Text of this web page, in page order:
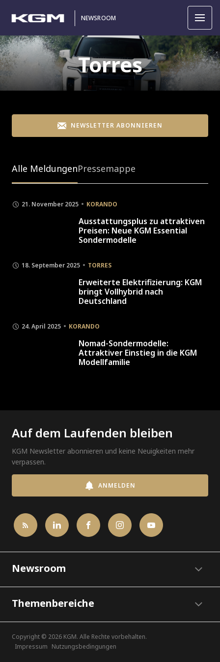
NEWSROOM
Torres
NEWSLETTER ABONNIEREN
Alle MeldungenPressemappe
21. November 2025 KORANDO
Ausstattungsplus zu attraktiven
Preisen: Neue KGM Essential
Sondermodelle
18. September 2025 TORRES
Erweiterte Elektrifizierung: KGM
bringt Vollhybrid nach
Deutschland
24. April 2025 KORANDO
Nomad-Sondermodelle:
Attraktiver Einstieg in die KGM
Modellfamilie
Auf dem Laufenden bleiben
KGM Newsletter abonnieren und keine Neuigkeiten mehr
verpassen.
ANMELDEN
Newsroom
Themenbereiche
Copyright © 2026 KGM. Alle Rechte vorbehalten.
Impressum Nutzungsbedingungen